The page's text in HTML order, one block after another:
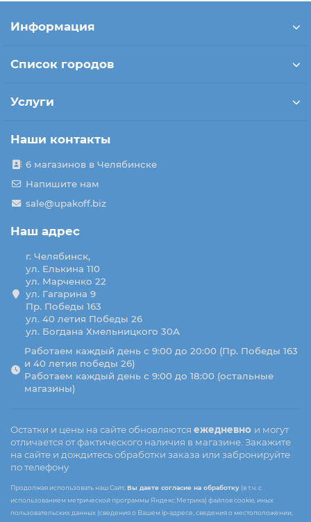
Информация
Список городов
Услуги
Наши контакты
6 магазинов в Челябинске
Напишите нам
sale@upakoff.biz
Наш адрес
г. Челябинск,
ул. Елькина 110
ул. Марченко 22
ул. Гагарина 9
Пр. Победы 163
ул. 40 летия Победы 26
ул. Богдана Хмельницкого 30А
Работаем каждый день с 9:00 до 20:00 (Пр. Победы 163
и 40 летия победы 26)
Работаем каждый день с 9:00 до 18:00 (остальные
магазины)
Остатки и цены на сайте обновляются ежедневно и могут
отличается от фактического наличия в магазине. Закажите
на сайте и дождитесь обработки заказа или забронируйте
по телефону
Продолжая использовать наш Сайт, Вы даете согласие на обработку (в т.ч. с
использованием метрической программы Яндекс.Метрика) файлов cookie, иных
пользовательских данных (сведения о Вашем ip-адресе, сведения о местоположении,